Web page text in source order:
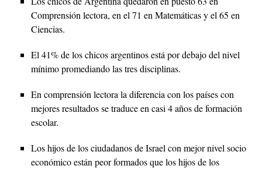
Comprensión lectora, en el 71 en Matemáticas y el 65 en
Ciencias.
El 41% de los chicos argentinos está por debajo del nivel
mínimo promediando las tres disciplinas.
En comprensión lectora la diferencia con los países con
mejores resultados se traduce en casi 4 años de formación
escolar.
Los hijos de los ciudadanos de Israel con mejor nivel socio
económico están peor formados que los hijos de los